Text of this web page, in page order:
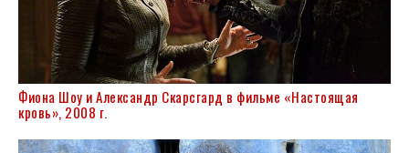
Фиона Шоу и Александр Скарсгард в фильме «Настоящая
кровь», 2008 г.